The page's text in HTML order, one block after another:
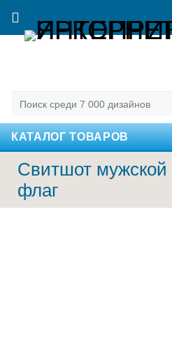
КАТАЛОГ ТОВАРОВ
Свитшот мужской
флаг